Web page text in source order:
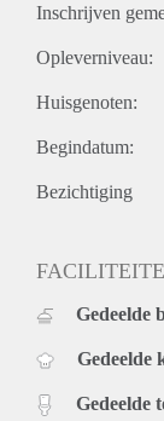
Inschrijven
Opleverniveau:
Huisgenoten:
Begindatum:
Bezichtiging
Gedeelde
Gedeelde
Gedeelde